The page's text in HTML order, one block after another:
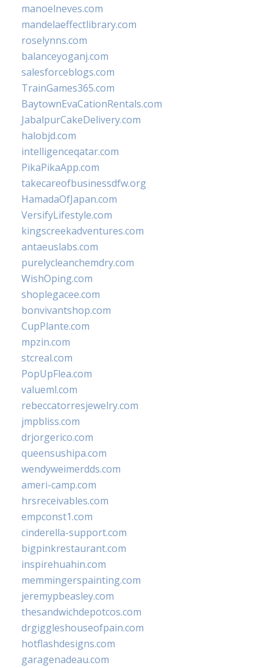
manoelneves.com
mandelaeffectlibrary.com
roselynns.com
balanceyoganj.com
salesforceblogs.com
TrainGames365.com
BaytownEvaCationRentals.com
JabalpurCakeDelivery.com
halobjd.com
intelligenceqatar.com
PikaPikaApp.com
takecareofbusinessdfw.org
HamadaOfJapan.com
VersifyLifestyle.com
kingscreekadventures.com
antaeuslabs.com
purelycleanchemdry.com
WishOping.com
shoplegacee.com
bonvivantshop.com
CupPlante.com
mpzin.com
stcreal.com
PopUpFlea.com
valueml.com
rebeccatorresjewelry.com
jmpbliss.com
drjorgerico.com
queensushipa.com
wendyweimerdds.com
ameri-camp.com
hrsreceivables.com
empconst1.com
cinderella-support.com
bigpinkrestaurant.com
inspirehuahin.com
memmingerspainting.com
jeremypbeasley.com
thesandwichdepotcos.com
drgiggleshouseofpain.com
hotflashdesigns.com
garagenadeau.com